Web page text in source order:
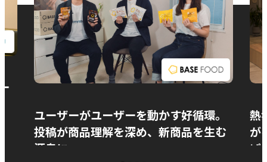
ユーザーがユーザーを動かす好循環。
投稿が商品理解を深め、新商品を生む
源泉に
熱
が
ぱ